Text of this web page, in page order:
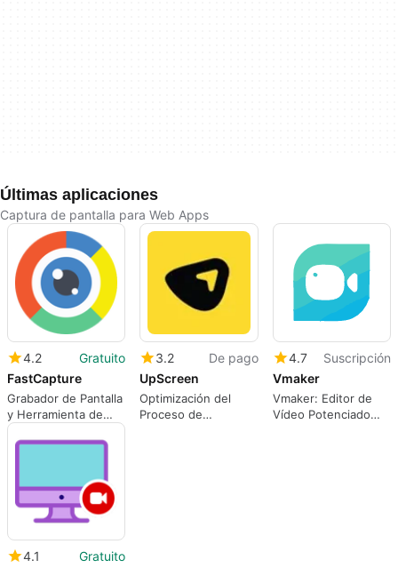
Últimas aplicaciones
Captura de pantalla para Web Apps
4.2
Gratuito
FastCapture
Grabador de Pantalla
y Herramienta de
Captura de Pantalla
3.2
De pago
UpScreen
Optimización del
Proceso de
4.7
Suscripción
Vmaker
Vmaker: Editor de
Vídeo Potenciado
4.1
Gratuito